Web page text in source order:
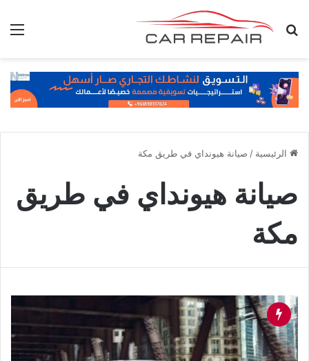
بحث عن
الرئيسية / صيانة هيونداي في طريق مكة
صيانة هيونداي في طريق
مكة